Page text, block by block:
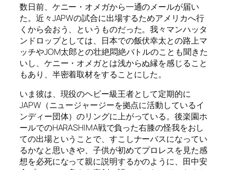
数日前、ケニー・オメガから一通のメールが届い
た。近々JAPWの試合に出場するためアメリカへ行
くから会おう、というものだった。我々マンハッタ
ンドロップとしては、日本での飯伏幸太との路上マ
ッチやJOM太郎との壮絶悶絶バトルのことも聞きた
いし、ケニー・オメガとは浅からぬ縁を感じること
もあり、半密着取材をすることにした。
いま彼は、現役のヘビー級王者として定期的に
JAPW（ニュージャージーを拠点に活動しているイ
ンディー団体）のリングに上がっている。後楽園ホ
ールでのHARASHIMA戦で負った右膝の怪我をおし
ての出場ということで、すこしナーバスになってい
るかなと思いきや、子供が初めてプロレスを見た感
想を必死になって親に説明するかのように、田中安